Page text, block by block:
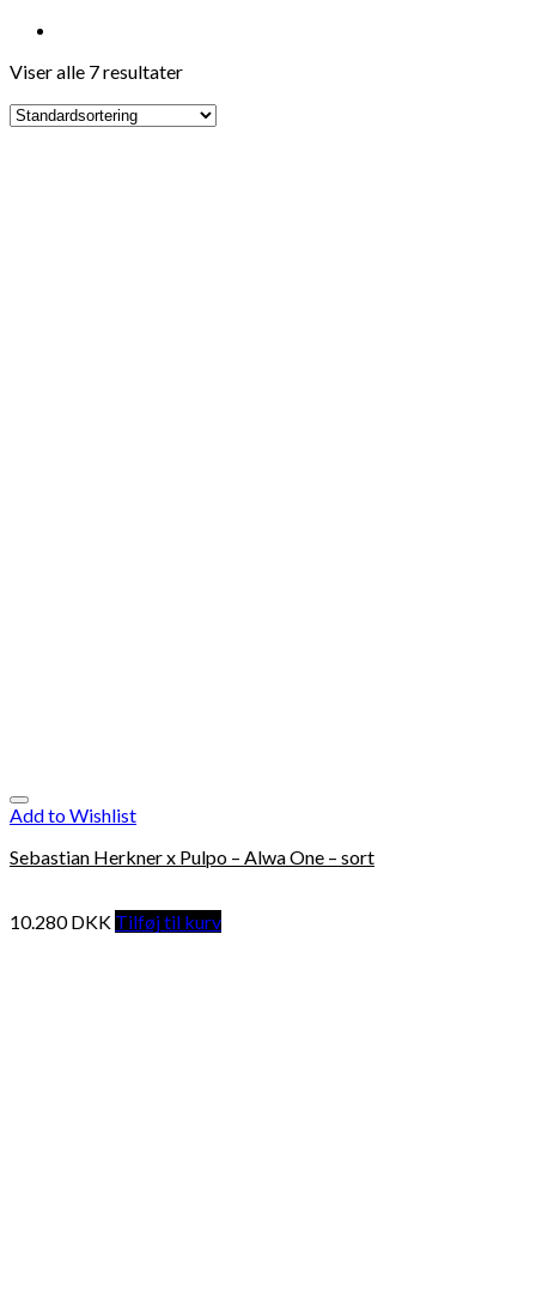
Viser alle 7 resultater
Add to Wishlist
Sebastian Herkner x Pulpo – Alwa One – sort
10.280DKK Tilføj til kurv